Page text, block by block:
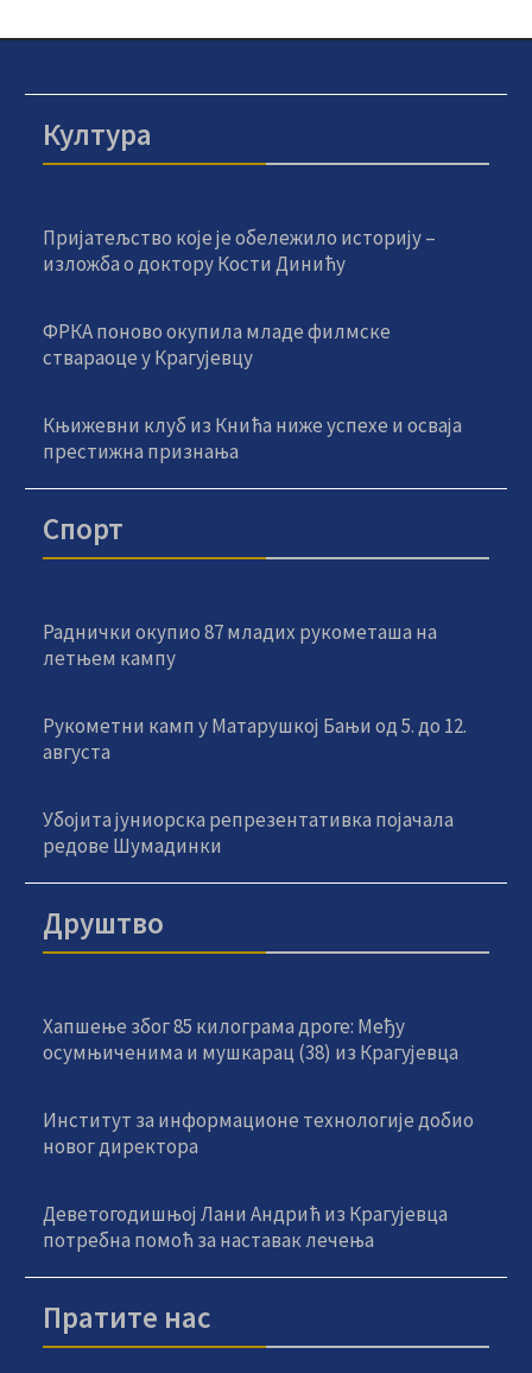
Култура
Пријатељство које је обележило историју –
изложба о доктору Кости Динићу
ФРКА поново окупила младе филмске
ствараоце у Крагујевцу
Књижевни клуб из Кнића ниже успехе и осваја
престижна признања
Спорт
Раднички окупио 87 младих рукометаша на
летњем кампу
Рукометни камп у Матарушкој Бањи од 5. до 12.
августа
Убојита јуниорска репрезентативка појачала
редове Шумадинки
Друштво
Хапшење због 85 килограма дроге: Међу
осумњиченима и мушкарац (38) из Крагујевца
Институт за информационе технологије добио
новог директора
Деветогодишњој Лани Андрић из Крагујевца
потребна помоћ за наставак лечења
Пратите нас